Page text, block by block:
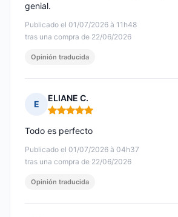
Publicado el 01/07/2026 à 11h48
tras una compra de 22/06/2026
genial.
Opinión traducida
E
ELIANE C.
Nota: 5 de 5
Publicado el 01/07/2026 à 04h37
tras una compra de 22/06/2026
Todo es perfecto
Opinión traducida